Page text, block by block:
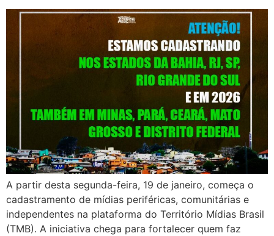
A partir desta segunda-feira, 19 de janeiro, começa o
cadastramento de mídias periféricas, comunitárias e
independentes na plataforma do Território Mídias Brasil
(TMB). A iniciativa chega para fortalecer quem faz